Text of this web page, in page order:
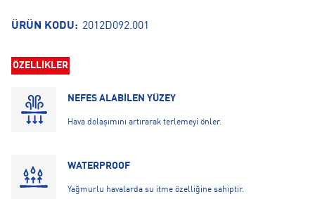
ÜRÜN KODU: 2012D092.001
ÖZELLİKLER
NEFES ALABİLEN YÜZEY
Hava dolaşımını artırarak terlemeyi önler.
WATERPROOF
Yağmurlu havalarda su itme özelliğine sahiptir.